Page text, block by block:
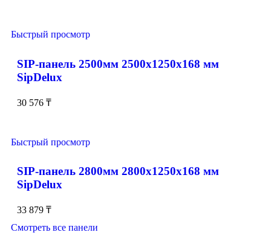
Быстрый просмотр
SIP-панель 2500мм 2500x1250x168 мм
SipDelux
30 576 ₸
Быстрый просмотр
SIP-панель 2800мм 2800x1250x168 мм
SipDelux
33 879 ₸
Смотреть все панели